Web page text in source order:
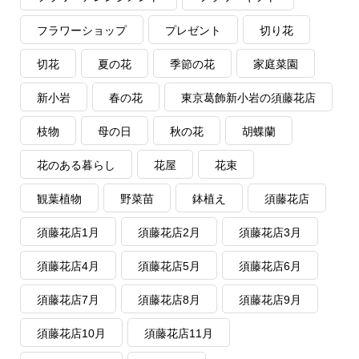
フラワーショップ プレゼント 切り花
切花 夏の花 季節の花 家庭菜園
新小岩 春の花 東京葛飾新小岩の須藤花店
枝物 母の日 秋の花 胡蝶蘭
花のある暮らし 花屋 花束
観葉植物 野菜苗 鉢植え 須藤花店
須藤花店1月 須藤花店2月 須藤花店3月
須藤花店4月 須藤花店5月 須藤花店6月
須藤花店7月 須藤花店8月 須藤花店9月
須藤花店10月 須藤花店11月